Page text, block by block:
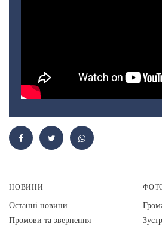
НОВИНИ
Останні новини
Промови та звернення